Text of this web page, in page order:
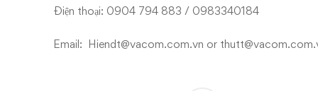
Điện thoại: 0904 794 883 / 0983340184
Email: Hiendt@vacom.com.vn or